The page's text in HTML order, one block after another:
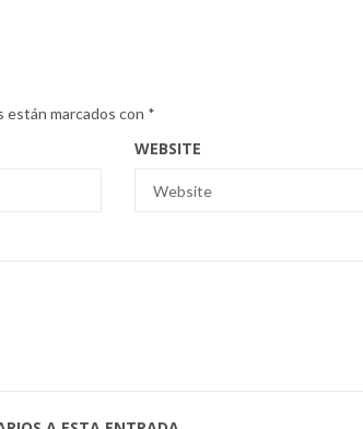
están marcados con *
WEBSITE